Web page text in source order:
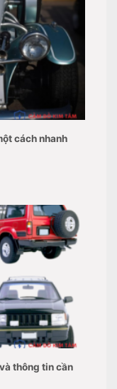
cách nhanh
thông tin cần